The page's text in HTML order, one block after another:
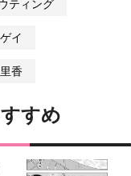
ティング
イ
香
すめ